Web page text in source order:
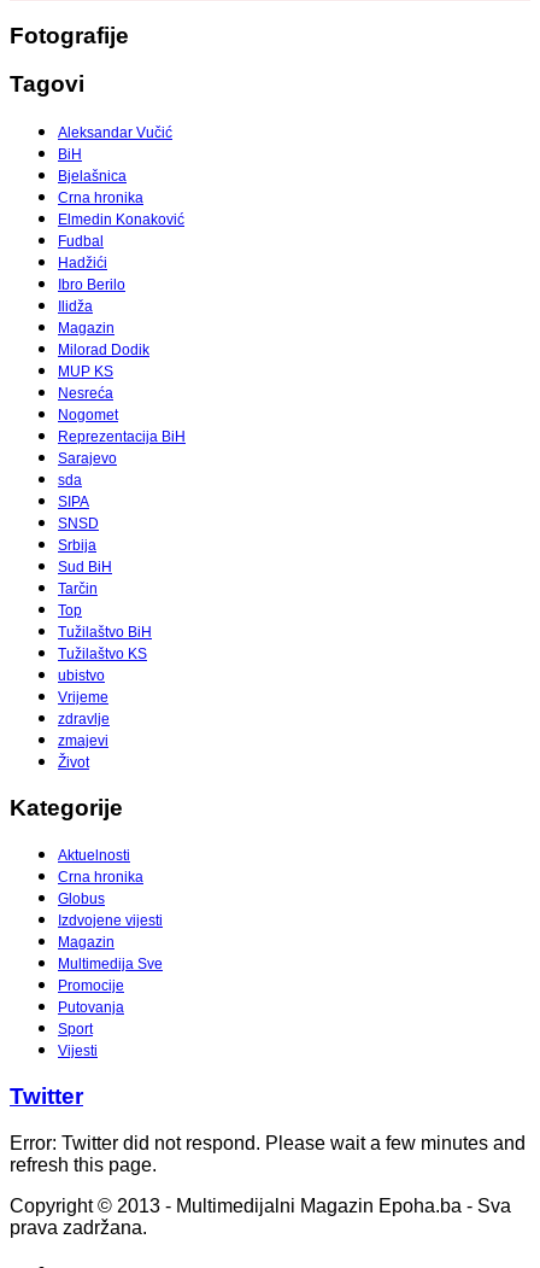
Fotografije
Tagovi
Aleksandar Vučić
BiH
Bjelašnica
Crna hronika
Elmedin Konaković
Fudbal
Hadžići
Ibro Berilo
Ilidža
Magazin
Milorad Dodik
MUP KS
Nesreća
Nogomet
Reprezentacija BiH
Sarajevo
sda
SIPA
SNSD
Srbija
Sud BiH
Tarčin
Top
Tužilaštvo BiH
Tužilaštvo KS
ubistvo
Vrijeme
zdravlje
zmajevi
Život
Kategorije
Aktuelnosti
Crna hronika
Globus
Izdvojene vijesti
Magazin
Multimedija Sve
Promocije
Putovanja
Sport
Vijesti
Twitter
Error: Twitter did not respond. Please wait a few minutes and
refresh this page.
Copyright © 2013 - Multimedijalni Magazin Epoha.ba - Sva
prava zadržana.